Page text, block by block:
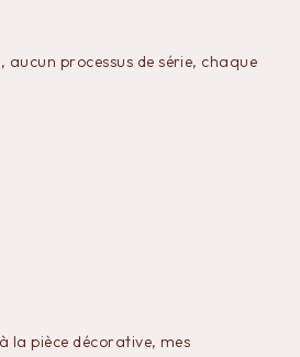
aucun processus de série, chaque
la pièce décorative, mes